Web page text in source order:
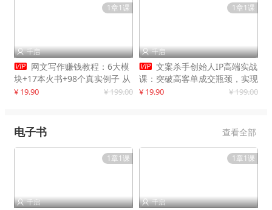
1章1课
 千启
 网文写作赚钱教程：6大模
块+17本火书+98个真实例子 从
入门到精通实战方法
¥ 19.90 ¥ 199.00
1章1课
 千启
 文案杀手创始人IP高端实战
课：突破高客单成交瓶颈，实现
IP商业价值最大化
¥ 19.90 ¥ 199.00
电子书 查看全部
1章1课
 千启
1章1课
 千启